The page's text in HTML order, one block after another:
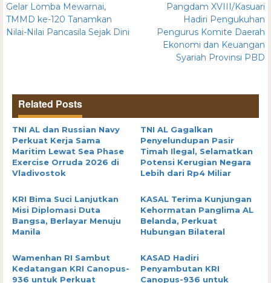
Gelar Lomba Mewarnai,
TMMD ke-120 Tanamkan
Nilai-Nilai Pancasila Sejak Dini
Pangdam XVIII/Kasuari
Hadiri Pengukuhan
Pengurus Komite Daerah
Ekonomi dan Keuangan
Syariah Provinsi PBD
Related Posts
TNI AL dan Russian Navy
Perkuat Kerja Sama
Maritim Lewat Sea Phase
Exercise Orruda 2026 di
Vladivostok
TNI AL Gagalkan
Penyelundupan Pasir
Timah Ilegal, Selamatkan
Potensi Kerugian Negara
Lebih dari Rp4 Miliar
KRI Bima Suci Lanjutkan
Misi Diplomasi Duta
Bangsa, Berlayar Menuju
Manila
KASAL Terima Kunjungan
Kehormatan Panglima AL
Belanda, Perkuat
Hubungan Bilateral
Wamenhan RI Sambut
Kedatangan KRI Canopus-
936 untuk Perkuat
KASAD Hadiri
Penyambutan KRI
Canopus-936 untuk